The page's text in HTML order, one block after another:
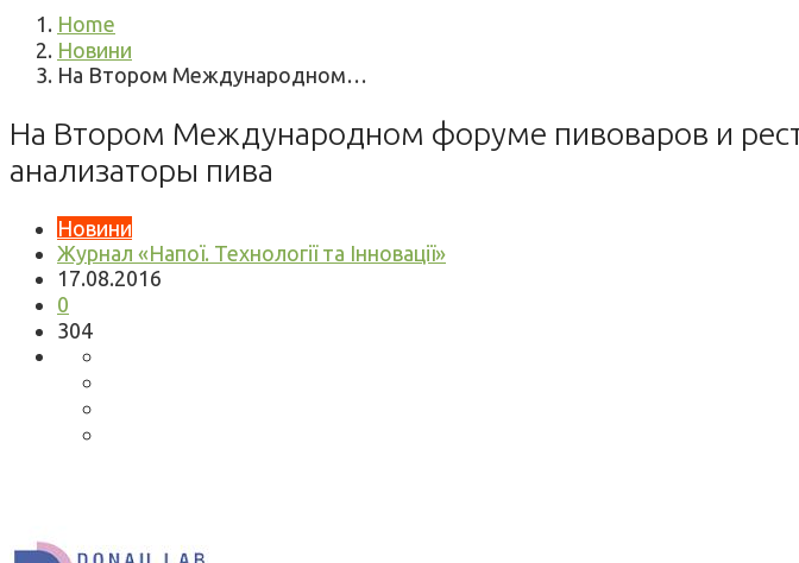
Home
Новини
На Втором Международном…
На Втором Международном форуме пивоваров и
анализаторы пива
Новини
Журнал «Напої. Технології та Інновації»
17.08.2016
0
304